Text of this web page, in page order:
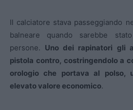
Il calciatore stava passeggiando
balneare quando sarebbe
persone. Uno dei rapinatori gli
pistola contro, costringendolo a
orologio che portava al polso,
elevato valore economico.